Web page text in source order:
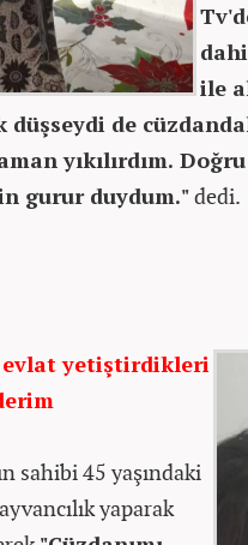
ile
düşseydi de
yıkılırdım.
gurur duydum."dedi.
evlat yetiştirdikleri
sahibi 45 yaşındaki
yaparak